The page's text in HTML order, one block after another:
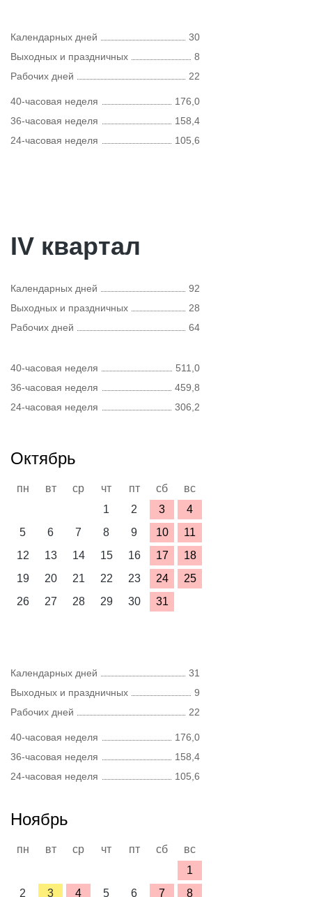
Календарных дней
30
Выходных и праздничных
8
Рабочих дней
22
40-часовая неделя
176,0
36-часовая неделя
158,4
24-часовая неделя
105,6
IV квартал
Календарных дней
92
Выходных и праздничных
28
Рабочих дней
64
40-часовая неделя
511,0
36-часовая неделя
459,8
24-часовая неделя
306,2
Октябрь
пн вт ср чт пт сб
вс
1
2 3
4
5
6 7 8 9 10
11
12
13 14 15 16 17
18
19
20 21 22 23 24
25
26
27 28 29 30 31
Календарных дней
31
Выходных и праздничных
9
Рабочих дней
22
40-часовая неделя
176,0
36-часовая неделя
158,4
24-часовая неделя
105,6
Ноябрь
пн вт ср чт пт сб
вс
1
2
3 4 5 6 7 8